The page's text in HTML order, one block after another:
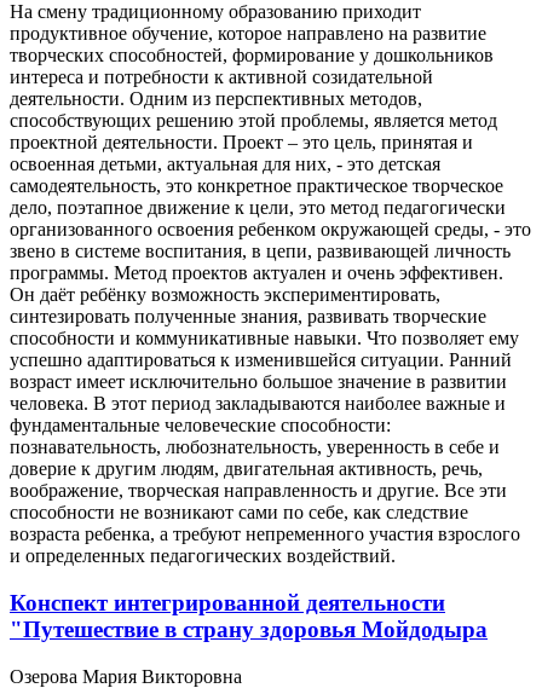
На смену традиционному образованию приходит
продуктивное обучение, которое направлено на развитие
творческих способностей, формирование у дошкольников
интереса и потребности к активной созидательной
деятельности. Одним из перспективных методов,
способствующих решению этой проблемы, является метод
проектной деятельности. Проект – это цель, принятая и
освоенная детьми, актуальная для них, - это детская
самодеятельность, это конкретное практическое творческое
дело, поэтапное движение к цели, это метод педагогически
организованного освоения ребенком окружающей среды, - это
звено в системе воспитания, в цепи, развивающей личность
программы. Метод проектов актуален и очень эффективен.
Он даёт ребёнку возможность экспериментировать,
синтезировать полученные знания, развивать творческие
способности и коммуникативные навыки. Что позволяет ему
успешно адаптироваться к изменившейся ситуации. Ранний
возраст имеет исключительно большое значение в развитии
человека. В этот период закладываются наиболее важные и
фундаментальные человеческие способности:
познавательность, любознательность, уверенность в себе и
доверие к другим людям, двигательная активность, речь,
воображение, творческая направленность и другие. Все эти
способности не возникают сами по себе, как следствие
возраста ребенка, а требуют непременного участия взрослого
и определенных педагогических воздействий.
Конспект интегрированной деятельности
"Путешествие в страну здоровья Мойдодыра
Озерова Мария Викторовна